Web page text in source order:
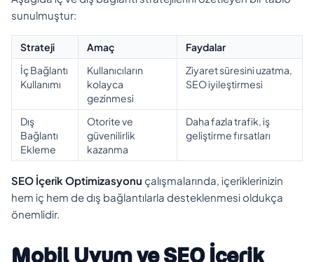
sunulmuştur:
Strateji Amaç
Faydalar
İç Bağlantı
Kullanımı
Kullanıcıların
kolayca
gezinmesi
Ziyaret süresini uzatma,
SEO iyileştirmesi
Dış
Bağlantı
Ekleme
Otorite ve
güvenilirlik
kazanma
Daha fazla trafik, iş
geliştirme fırsatları
SEO İçerik Optimizasyonu çalışmalarında, içeriklerinizin
hem iç hem de dış bağlantılarla desteklenmesi oldukça
önemlidir.
Mobil Uyum ve SEO İçerik